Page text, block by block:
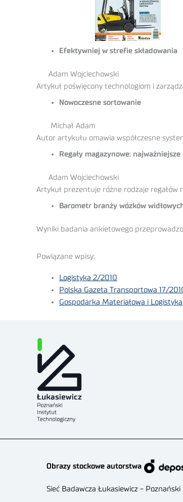
Efektywniej w strefie składowania
Adam Wojciechowski
Artykuł poświęcony technologiom i
Nowoczesne sortowanie
Michał Adam
Autor artykułu omawia współczesne
Regały magazynowe: najważniejsze
Adam Wojciechowski
Artykuł prezentuje różne rodzaje regałów
Barometr branży wózków
Wyniki badania ankietowego
Powiązane wpisy:
Logistyka 2/2010
Polska Gazeta Transportowa 17/
Gospodarka Materiałowa i
Obrazy stockowe autorstwa
Sieć Badawcza Łukasiewicz -